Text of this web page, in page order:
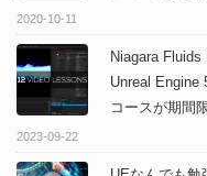
2020-10-11
Niagara
Unreal Engine
コースが期間
2023-09-22